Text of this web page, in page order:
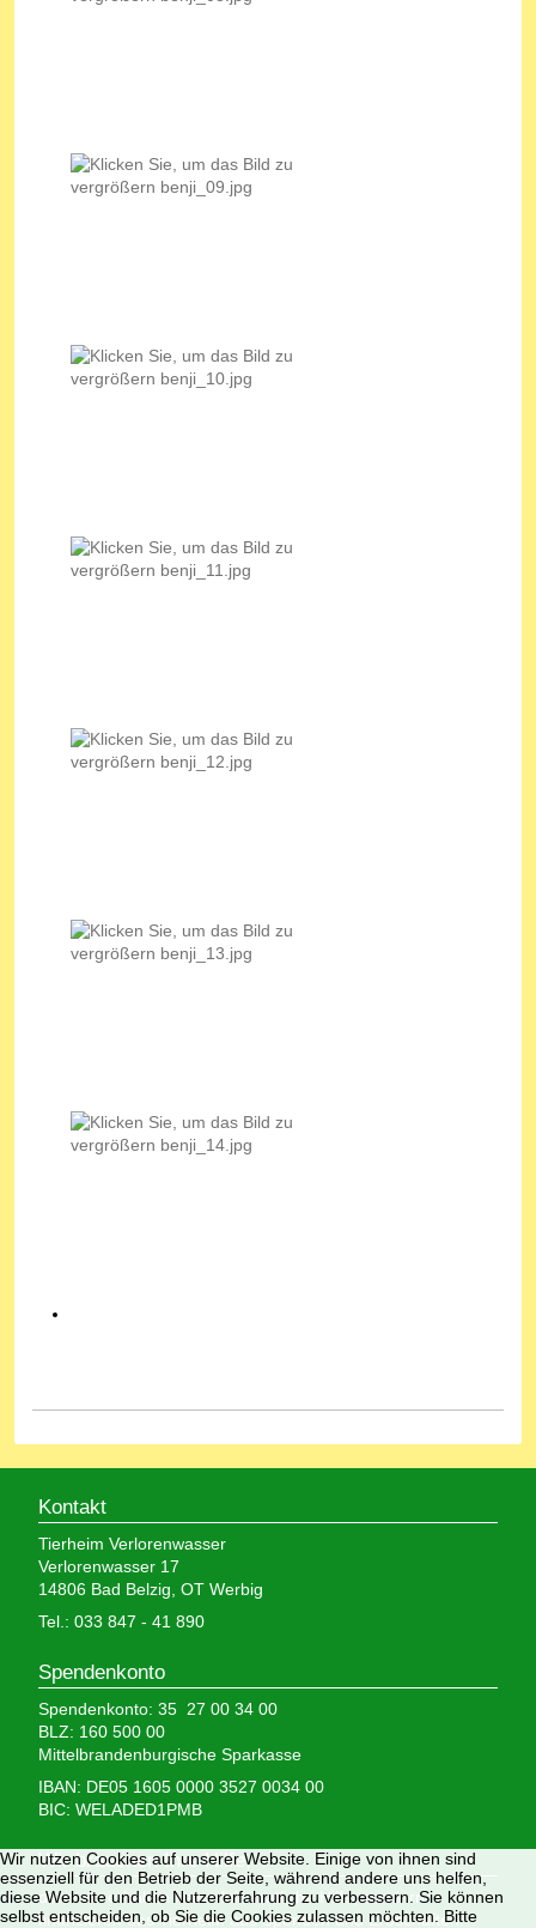
Kontakt
Tierheim Verlorenwasser
Verlorenwasser 17
14806 Bad Belzig, OT Werbig
Tel.: 033 847 - 41 890
Spendenkonto
Spendenkonto: 35 27 00 34 00
BLZ: 160 500 00
Mittelbrandenburgische Sparkasse
IBAN: DE05 1605 0000 3527 0034 00
BIC: WELADED1PMB
Wir brauchen Ihre Hilfe,
denn wir erhalten keinerlei staatliche Hilfe, sondern
finanzieren das Tierheim aus Spenden und Erbschaften.
Wir nutzen Cookies auf unserer Website. Einige von ihnen sind
essenziell für den Betrieb der Seite, während andere uns helfen,
diese Website und die Nutzererfahrung zu verbessern. Sie können
selbst entscheiden, ob Sie die Cookies zulassen möchten. Bitte